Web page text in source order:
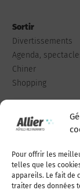
Pour offrir les
telles que les
appareils. Le fait de
traiter des données
Sortir
Divertissements
Agenda,
Chiner
Shopping
Qui